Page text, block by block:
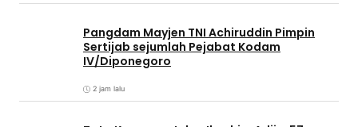
Pangdam Mayjen TNI Achiruddin Pimpin
Sertijab sejumlah Pejabat Kodam
IV/Diponegoro
2 jam lalu